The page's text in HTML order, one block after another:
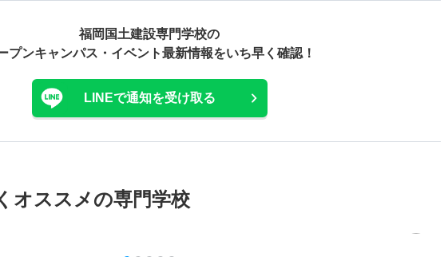
福岡国土建設専門学校の
プンキャンパス・ イベント最新情報をいち早く確認！
LINEで通知を受け取る
オススメの専門学校